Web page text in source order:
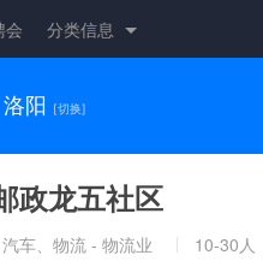
会 分类信息
洛阳 [切换]
政龙五社区
汽车、物流 - 物流业 10-30人